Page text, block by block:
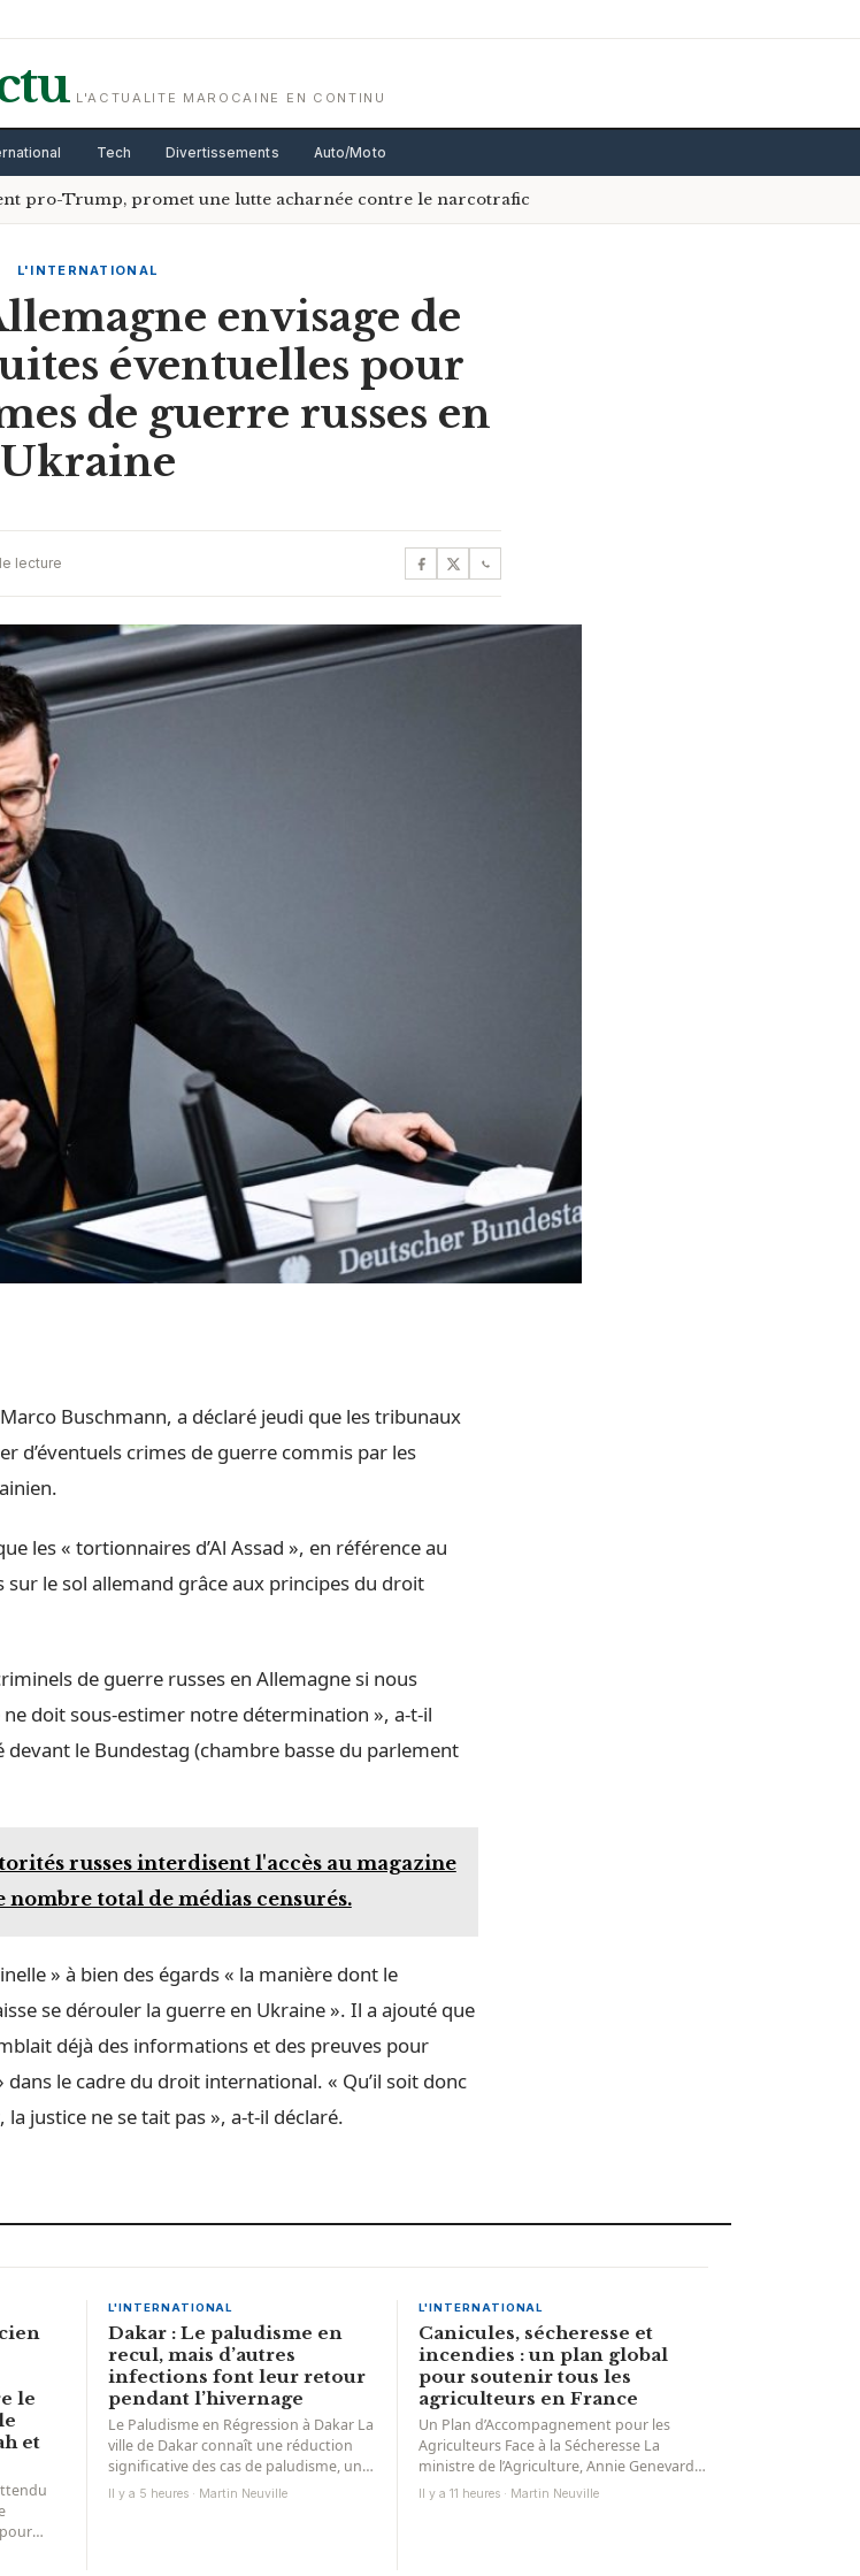
L'ACTUALITE MAROCAINE EN CONTINU
Tech Divertissements Auto/Moto
pro-Trump, promet une lutte acharnée contre le narcotrafic
L'INTERNATIONAL
envisage de
éventuelles pour
de guerre russes en
Ukraine
lecture
Buschmann, a déclaré jeudi que les tribunaux
d’éventuels crimes de guerre commis par les
les « tortionnaires d’Al Assad », en référence au
le sol allemand grâce aux principes du droit
de guerre russes en Allemagne si nous
doit sous-estimer notre détermination », a-t-il
le Bundestag (chambre basse du parlement
russes interdisent l'accès au magazine
nombre total de médias censurés.
» à bien des égards « la manière dont le
se dérouler la guerre en Ukraine ». Il a ajouté que
déjà des informations et des preuves pour
le cadre du droit international. « Qu’il soit donc
justice ne se tait pas », a-t-il déclaré.
le
et
Son
L'INTERNATIONAL
Dakar : Le paludisme en
recul, mais d’autres
infections font leur retour
pendant l’hivernage
Le Paludisme en Régression à Dakar La
ville de Dakar connaît une réduction
significative des cas de paludisme, une
tendance encourageante dans...
Il y a 5 heures · Martin Neuville
L'INTERNATIONAL
Canicules, sécheresse et
incendies : un plan global
pour soutenir tous les
agriculteurs en France
Un Plan d’Accompagnement pour les
Agriculteurs Face à la Sécheresse La
ministre de l’Agriculture, Annie Genevard,
a récemment dévoilé un plan global...
Il y a 11 heures · Martin Neuville